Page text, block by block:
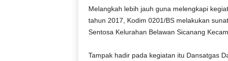
Melangkah lebih jauh guna melengkapi
tahun 2017, Kodim 0201/BS melakukan
Sentosa Kelurahan Belawan Sicanang
Tampak hadir pada kegiatan itu Dansatgas